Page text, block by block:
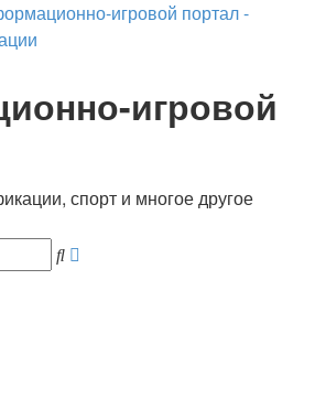
игровой портал -
игровой
спорт и многое другое
Поиск